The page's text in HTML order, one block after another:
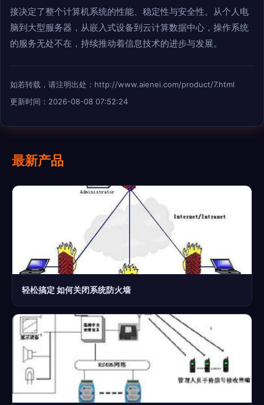
接决定了整个计算机系统的性能、稳定性与安全性。从个人电
脑到大型服务器，从嵌入式设备到云计算数据中心，操作系统
的服务无处不在，持续推动着信息技术的进步与发展。
如若转载，请注明出处：http://www.aienei.com/product/7.html
更新时间：2026-08-08 07:52:24
最新产品
轻松搞定 如何关闭系统防火墙